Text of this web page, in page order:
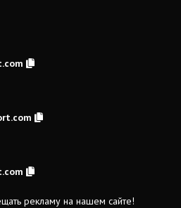
рекламу на нашем сайте!